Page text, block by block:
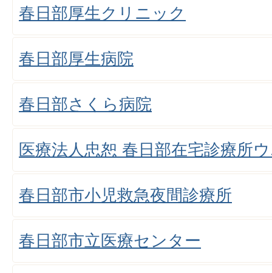
春日部厚生クリニック
春日部厚生病院
春日部さくら病院
医療法人忠恕 春日部在宅診療所
春日部市小児救急夜間診療所
春日部市立医療センター